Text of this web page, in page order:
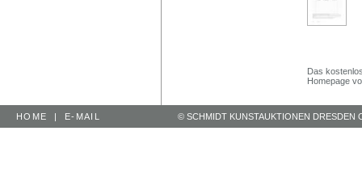
Das
Homepage
HOME | E-MAIL © SCHMIDT KUNSTAUKTIONEN DRESDEN